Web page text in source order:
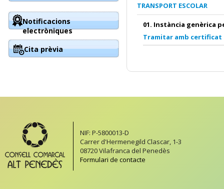
TRANSPORT ESCOLAR
01. Instància genèrica
Tramitar amb certificat
Notificacions
electròniques
Cita prèvia
NIF: P-5800013-D
Carrer d'Hermenegild Clascar, 1-3
08720 Vilafranca del Penedès
Formulari de contacte